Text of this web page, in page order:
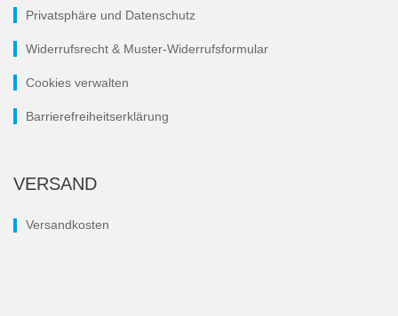
Privatsphäre und Datenschutz
Widerrufsrecht & Muster-Widerrufsformular
Cookies verwalten
Barrierefreiheitserklärung
VERSAND
Versandkosten